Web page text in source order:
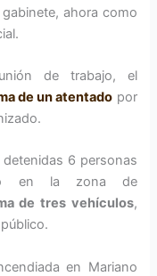
ahora como
de trabajo, el
de un atentado por
6 personas
en la zona de
de tres vehículos,
en Mariano